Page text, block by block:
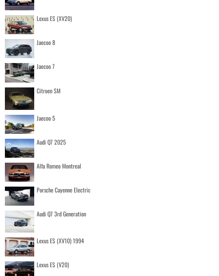
Lexus ES (XV20)
Jaecoo 8
Jaecoo 7
Citroen SM
Jaecoo 5
Audi Q7 2025
Alfa Romeo Montreal
Porsche Cayenne Electric
Audi Q7 3rd Generation
Lexus ES (XV10) 1994
Lexus ES (V20)